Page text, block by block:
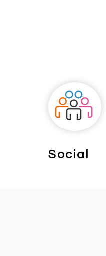
Social